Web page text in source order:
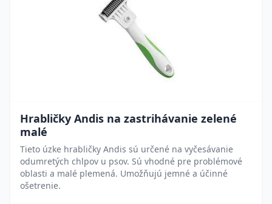
Hrabličky Andis na zastrihávanie zelené
malé
Tieto úzke hrabličky Andis sú určené na vyčesávanie
odumretých chlpov u psov. Sú vhodné pre problémové
oblasti a malé plemená. Umožňujú jemné a účinné
ošetrenie.